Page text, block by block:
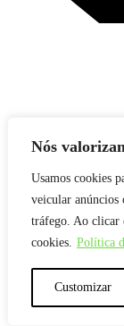
Nós
Usamos cookies
veicular anúncios
tráfego. Ao clicar
cookies. Política
Customizar